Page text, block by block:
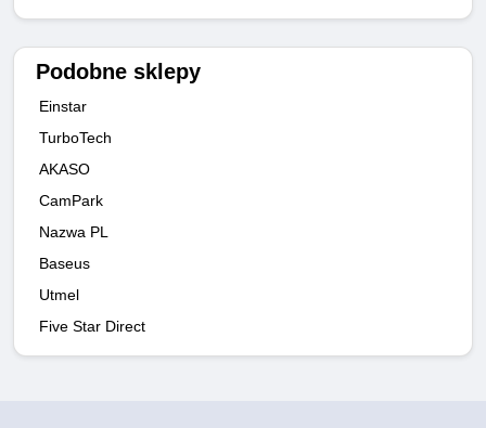
Podobne sklepy
Einstar
TurboTech
AKASO
CamPark
Nazwa PL
Baseus
Utmel
Five Star Direct